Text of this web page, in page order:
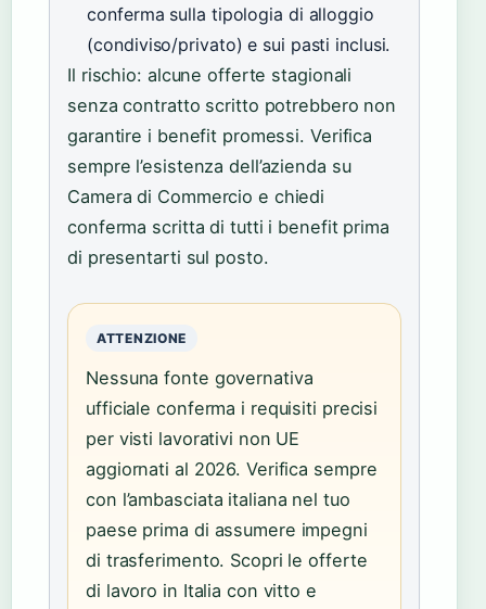
conferma sulla tipologia di alloggio
(condiviso/privato) e sui pasti inclusi.
Il rischio: alcune offerte stagionali
senza contratto scritto potrebbero non
garantire i benefit promessi. Verifica
sempre l’esistenza dell’azienda su
Camera di Commercio e chiedi
conferma scritta di tutti i benefit prima
di presentarti sul posto.
ATTENZIONE
Nessuna fonte governativa
ufficiale conferma i requisiti precisi
per visti lavorativi non UE
aggiornati al 2026. Verifica sempre
con l’ambasciata italiana nel tuo
paese prima di assumere impegni
di trasferimento. Scopri le offerte
di lavoro in Italia con vitto e